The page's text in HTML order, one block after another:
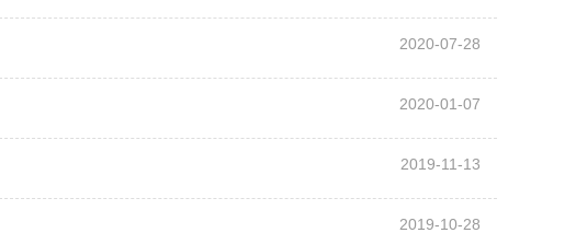
2020-07-28
2020-01-07
2019-11-13
2019-10-28